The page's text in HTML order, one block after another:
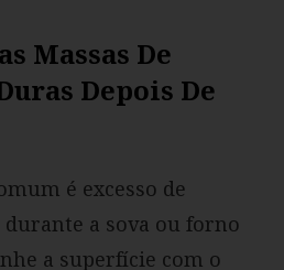
Massas De
Depois De
é excesso de
a sova ou forno
a superfície com o